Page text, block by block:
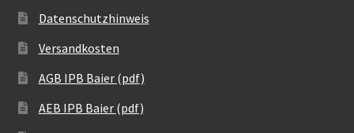
Datenschutzhinweis
Versandkosten
AGB IPB Baier (pdf)
AEB IPB Baier (pdf)